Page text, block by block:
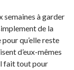
semaines à garder
de la
qu’elle reste
d’eux-mêmes
fait tout pour